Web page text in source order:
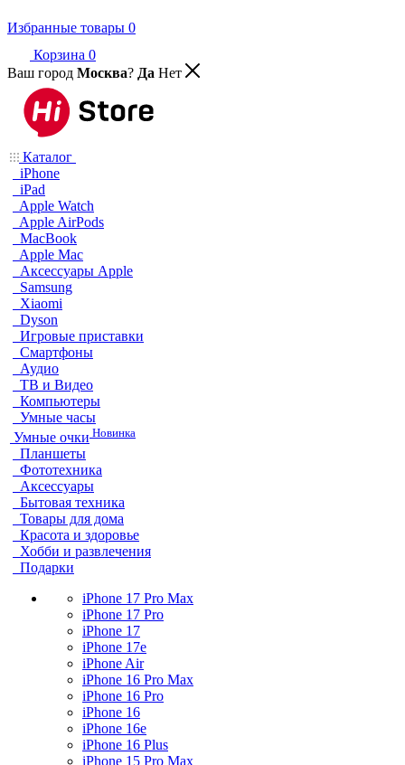
Избранные товары 0
Корзина 0
Ваш город Москва? Да Нет
Каталог
iPhone
iPad
Apple Watch
Apple AirPods
MacBook
Apple Mac
Аксессуары Apple
Samsung
Xiaomi
Dyson
Игровые приставки
Смартфоны
Аудио
ТВ и Видео
Компьютеры
Умные часы
Умные очки Новинка
Планшеты
Фототехника
Аксессуары
Бытовая техника
Товары для дома
Красота и здоровье
Хобби и развлечения
Подарки
iPhone 17 Pro Max
iPhone 17 Pro
iPhone 17
iPhone 17e
iPhone Air
iPhone 16 Pro Max
iPhone 16 Pro
iPhone 16
iPhone 16e
iPhone 16 Plus
iPhone 15 Pro Max